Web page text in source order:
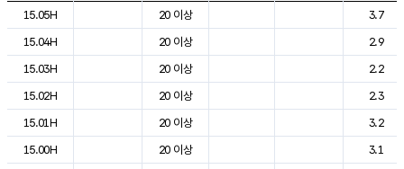
도시별 기상실황표로 지점, 날씨, 기온, 강수, 바람, 기압등을 안내한 표입
15.05H
20 이상
3.7
15.04H
20 이상
2.9
15.03H
20 이상
2.2
15.02H
20 이상
2.3
15.01H
20 이상
3.2
15.00H
20 이상
3.1